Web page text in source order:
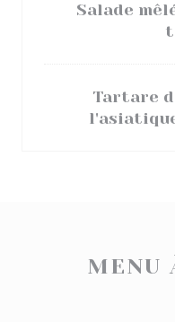
Salade
Tartare
MENU